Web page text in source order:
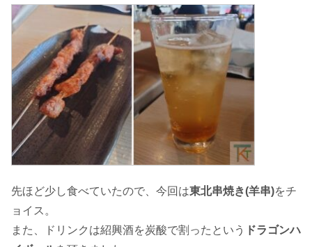
先ほど少し食べていたので、今回は東北串焼き(羊串)をチ
ョイス。
また、ドリンクは紹興酒を炭酸で割ったという
ドラゴンハ